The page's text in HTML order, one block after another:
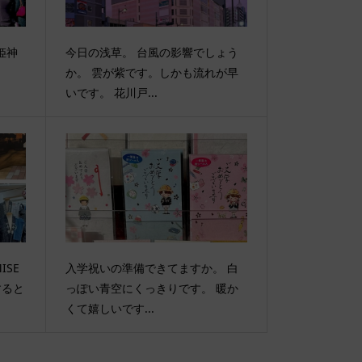
神
今日の浅草。 台風の影響でしょう
か。 雲が紫です。しかも流れが早
いです。 花川戸...
と
入学祝いの準備できてますか。 白
っぽい青空にくっきりです。 暖か
くて嬉しいです...